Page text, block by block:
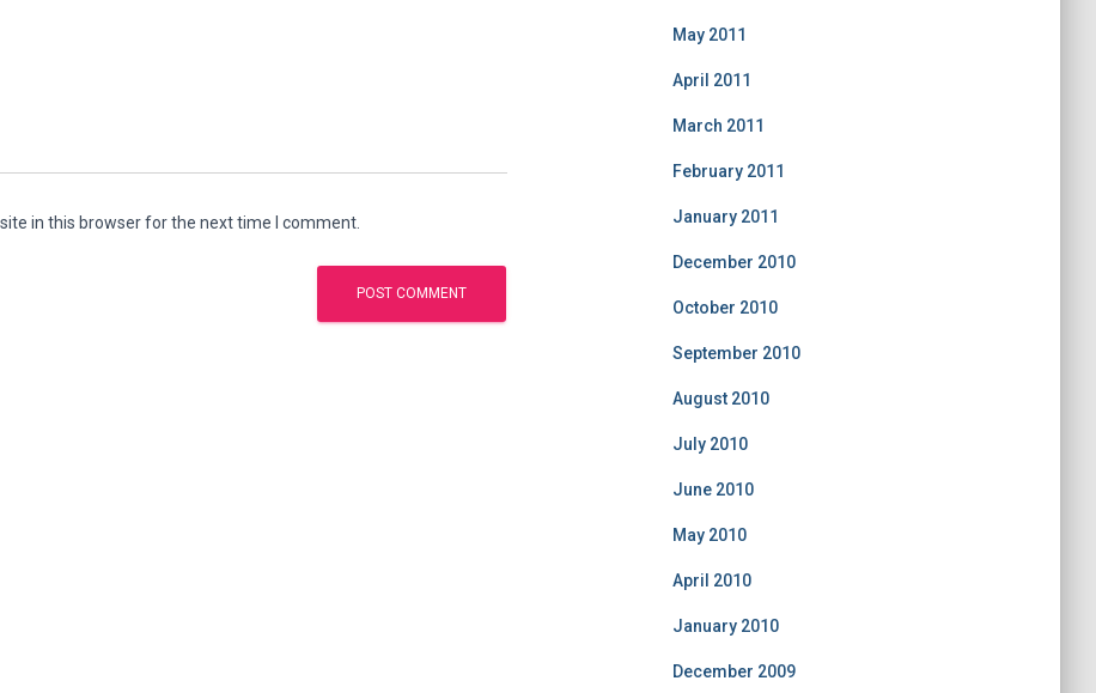
in this browser for the next time I comment.
May 2011
April 2011
March 2011
February 2011
January 2011
December 2010
October 2010
September 2010
August 2010
July 2010
June 2010
May 2010
April 2010
January 2010
December 2009